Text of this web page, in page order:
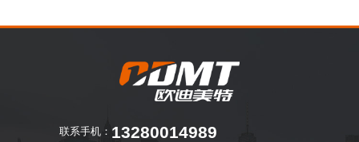
联系手机： 13280014989